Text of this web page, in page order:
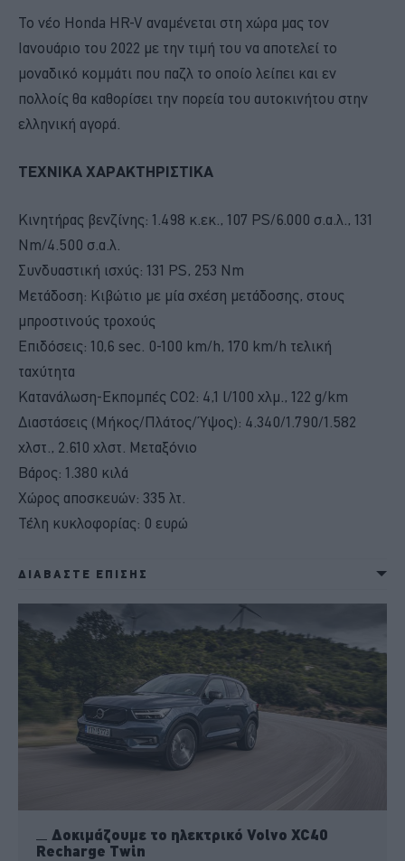
Το νέο Honda HR-V αναμένεται στη χώρα μας τον
Ιανουάριο του 2022 με την τιμή του να αποτελεί το
μοναδικό κομμάτι που παζλ το οποίο λείπει και εν
πολλοίς θα καθορίσει την πορεία του αυτοκινήτου στην
ελληνική αγορά.
ΤΕΧΝΙΚΑ ΧΑΡΑΚΤΗΡΙΣΤΙΚΑ
Κινητήρας βενζίνης: 1.498 κ.εκ., 107 PS/6.000 σ.α.λ., 131
Nm/4.500 σ.α.λ.
Συνδυαστική ισχύς: 131 PS, 253 Nm
Μετάδοση: Κιβώτιο με μία σχέση μετάδοσης, στους
μπροστινούς τροχούς
Επιδόσεις: 10,6 sec. 0-100 km/h, 170 km/h τελική
ταχύτητα
Κατανάλωση-Εκπομπές CO2: 4,1 l/100 χλμ., 122 g/km
Διαστάσεις (Μήκος/Πλάτος/Ύψος): 4.340/1.790/1.582
χλστ., 2.610 χλστ. Μεταξόνιο
Βάρος: 1.380 κιλά
Χώρος αποσκευών: 335 λτ.
Τέλη κυκλοφορίας: 0 ευρώ
ΔΙΑΒΑΣΤΕ ΕΠΙΣΗΣ
Δοκιμάζουμε το ηλεκτρικό Volvo XC40
Recharge Twin